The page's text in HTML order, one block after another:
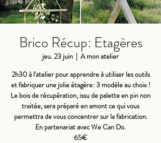
Brico Récup: Etagères
jeu. 23 juin
  |
A mon atelier
2h30 à l'atelier pour apprendre à utiliser les outils
et fabriquer une jolie étagère: 3 modèle au choix !
Le bois de récupération, issu de palette en pin non
traitée, sera préparé en amont ce qui vous
permettra de vous concentrer sur la fabrication.
En partenariat avec We Can Do.
65€